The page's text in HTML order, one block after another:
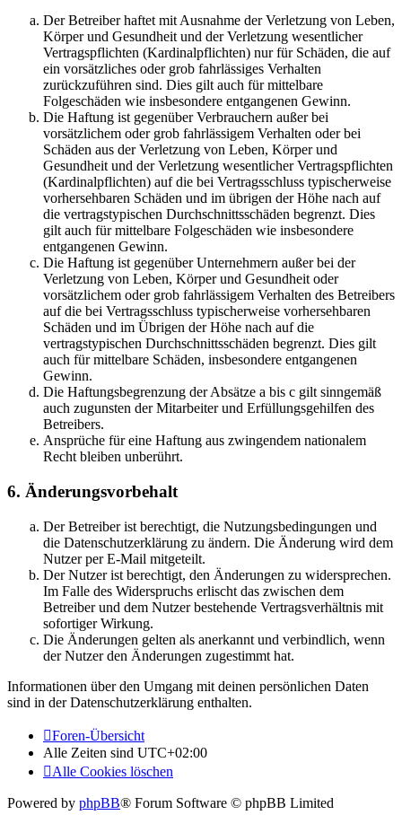
Der Betreiber haftet mit Ausnahme der Verletzung von Leben,
Körper und Gesundheit und der Verletzung wesentlicher
Vertragspflichten (Kardinalpflichten) nur für Schäden, die auf
ein vorsätzliches oder grob fahrlässiges Verhalten
zurückzuführen sind. Dies gilt auch für mittelbare
Folgeschäden wie insbesondere entgangenen Gewinn.
Die Haftung ist gegenüber Verbrauchern außer bei
vorsätzlichem oder grob fahrlässigem Verhalten oder bei
Schäden aus der Verletzung von Leben, Körper und
Gesundheit und der Verletzung wesentlicher Vertragspflichten
(Kardinalpflichten) auf die bei Vertragsschluss typischerweise
vorhersehbaren Schäden und im übrigen der Höhe nach auf
die vertragstypischen Durchschnittsschäden begrenzt. Dies
gilt auch für mittelbare Folgeschäden wie insbesondere
entgangenen Gewinn.
Die Haftung ist gegenüber Unternehmern außer bei der
Verletzung von Leben, Körper und Gesundheit oder
vorsätzlichem oder grob fahrlässigem Verhalten des Betreibers
auf die bei Vertragsschluss typischerweise vorhersehbaren
Schäden und im Übrigen der Höhe nach auf die
vertragstypischen Durchschnittsschäden begrenzt. Dies gilt
auch für mittelbare Schäden, insbesondere entgangenen
Gewinn.
Die Haftungsbegrenzung der Absätze a bis c gilt sinngemäß
auch zugunsten der Mitarbeiter und Erfüllungsgehilfen des
Betreibers.
Ansprüche für eine Haftung aus zwingendem nationalem
Recht bleiben unberührt.
6. Änderungsvorbehalt
Der Betreiber ist berechtigt, die Nutzungsbedingungen und
die Datenschutzerklärung zu ändern. Die Änderung wird dem
Nutzer per E-Mail mitgeteilt.
Der Nutzer ist berechtigt, den Änderungen zu widersprechen.
Im Falle des Widerspruchs erlischt das zwischen dem
Betreiber und dem Nutzer bestehende Vertragsverhältnis mit
sofortiger Wirkung.
Die Änderungen gelten als anerkannt und verbindlich, wenn
der Nutzer den Änderungen zugestimmt hat.
Informationen über den Umgang mit deinen persönlichen Daten
sind in der Datenschutzerklärung enthalten.
Foren-Übersicht
Alle Zeiten sind UTC+02:00
Alle Cookies löschen
Powered by phpBB® Forum Software © phpBB Limited